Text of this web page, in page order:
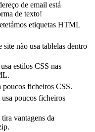
de email está
de texto!
etiquetas HTML
site não usa tablelas dentro
estilos CSS nas
poucos ficheiros CSS.
poucos ficheiros
vantagens da